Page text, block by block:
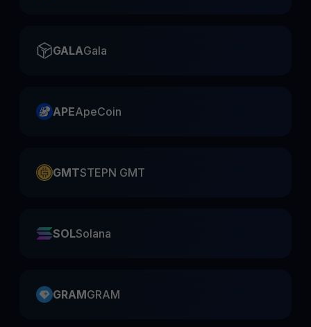
GALAGala
APEApeCoin
GMTSTEPN GMT
SOLSolana
GRAMGRAM